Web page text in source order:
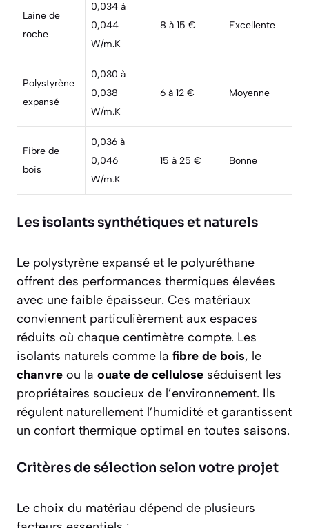
Laine de
roche
0,034 à
0,044
W/m.K
8 à 15 € Excellente
Polystyrène
expansé
0,030 à
0,038
W/m.K
6 à 12 € Moyenne
Fibre de
bois
0,036 à
0,046
W/m.K
15 à 25 € Bonne
Les isolants synthétiques et naturels
Le polystyrène expansé et le polyuréthane
offrent des performances thermiques élevées
avec une faible épaisseur. Ces matériaux
conviennent particulièrement aux espaces
réduits où chaque centimètre compte. Les
isolants naturels comme la fibre de bois, le
chanvre ou la ouate de cellulose séduisent les
propriétaires soucieux de l’environnement. Ils
régulent naturellement l’humidité et garantissent
un confort thermique optimal en toutes saisons.
Critères de sélection selon votre projet
Le choix du matériau dépend de plusieurs